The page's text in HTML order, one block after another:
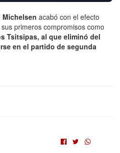
Michelsen acabó con el efecto
primeros compromisos como
Tsitsipas, al que eliminó del
en el partido de segunda